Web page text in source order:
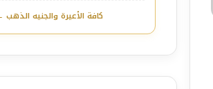
كافة الأعيرة والجنيه الذهب